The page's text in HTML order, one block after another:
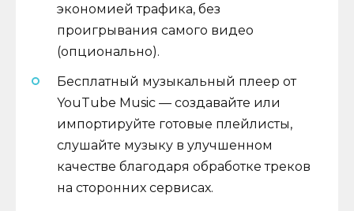
экономией трафика, без
проигрывания самого видео
(опционально).
Бесплатный музыкальный плеер от
YouTube Music — создавайте или
импортируйте готовые плейлисты,
слушайте музыку в улучшенном
качестве благодаря обработке треков
на сторонних сервисах.